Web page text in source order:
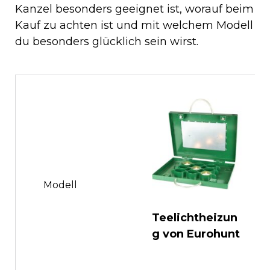
Kanzel besonders geeignet ist, worauf beim
Kauf zu achten ist und mit welchem Modell
du besonders glücklich sein wirst.
Modell
Teelichtheizun
g von Eurohunt